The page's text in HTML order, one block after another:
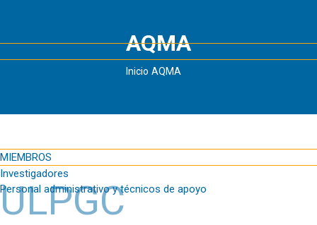
MIEMBROS
Investigadores
Personal administrativo y técnicos de apoyo
AQMA
Inicio AQMA
ULPGC